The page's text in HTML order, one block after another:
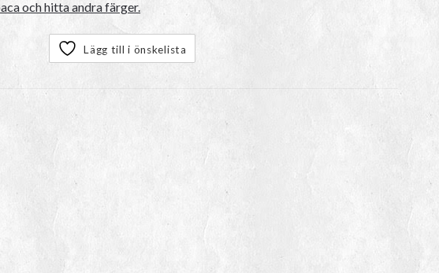
och hitta andra färger.
Lägg till i önskelista